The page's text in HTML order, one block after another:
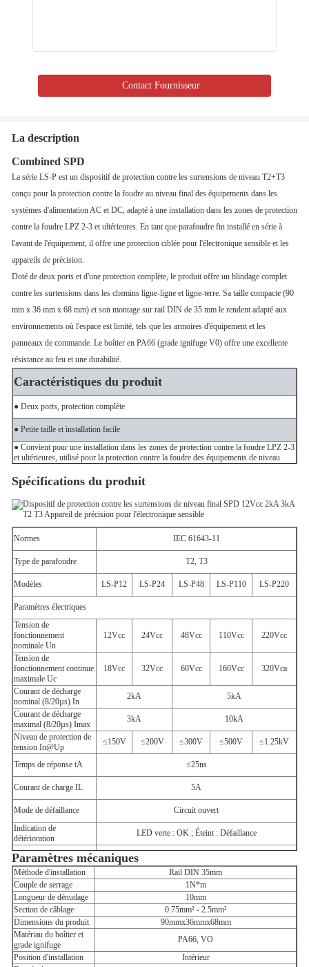
Contact Fournisseur
La description
Combined SPD
La série LS-P est un dispositif de protection contre les surtensions de niveau T2+T3
conçu pour la protection contre la foudre au niveau final des équipements dans les
systèmes d'alimentation AC et DC, adapté à une installation dans les zones de protection
contre la foudre LPZ 2-3 et ultérieures. En tant que parafoudre fin installé en série à
l'avant de l'équipement, il offre une protection ciblée pour l'électronique sensible et les
appareils de précision.
Doté de deux ports et d'une protection complète, le produit offre un blindage complet
contre les surtensions dans les chemins ligne-ligne et ligne-terre. Sa taille compacte (90
mm x 36 mm x 68 mm) et son montage sur rail DIN de 35 mm le rendent adapté aux
environnements où l'espace est limité, tels que les armoires d'équipement et les
panneaux de commande. Le boîtier en PA66 (grade ignifuge V0) offre une excellente
résistance au feu et une durabilité.
Caractéristiques du produit
● Deux ports, protection complète
● Petite taille et installation facile
● Convient pour une installation dans les zones de protection contre la foudre LPZ 2-3
et ultérieures, utilisé pour la protection contre la foudre des équipements de niveau
au niveau avant de l'équipement.
Spécifications du produit
Normes IEC 61643-11
Type de parafoudre T2, T3
Modèles LS-P12 LS-P24 LS-P48 LS-P110 LS-P220
Paramètres électriques
Tension de
fonctionnement
nominale Un
12Vcc 24Vcc 48Vcc 110Vcc 220Vcc
Tension de
fonctionnement continue
maximale Uc
18Vcc 32Vcc 60Vcc 160Vcc 320Vca
Courant de décharge
nominal (8/20µs) In
2kA
5kA
Courant de décharge
maximal (8/20µs) Imax
3kA
10kA
Niveau de protection de
tension In@Up
≤150V ≤200V ≤300V ≤500V ≤1.25kV
Temps de réponse tA ≤25ns
Courant de charge IL 5A
Mode de défaillance
Circuit ouvert
Indication de
détérioration
LED verte : OK ; Éteint : Défaillance
Circuit de protection
Paramètres mécaniques
Méthode d'installation
Rail DIN 35mm
Couple de serrage
1N*m
Longueur de dénudage
10mm
Section de câblage
0.75mm² - 2.5mm²
Dimensions du produit
90mmx36mmx68mm
Matériau du boîtier et
grade ignifuge
PA66, VO
Position d'installation
Intérieur